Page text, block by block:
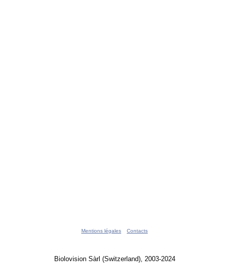
Mentions légales Contacts
Biolovision Sàrl (Switzerland), 2003-2024